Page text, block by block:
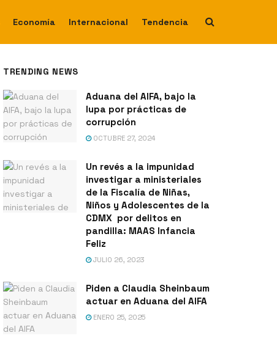
Economía Internacional Tendencia
TRENDING NEWS
Aduana del AIFA, bajo la
lupa por prácticas de
corrupción
OCTUBRE 27, 2024
Un revés a la impunidad
investigar a ministeriales
de la Fiscalía de Niñas,
Niños y Adolescentes de la
CDMX por delitos en
pandilla: MAAS Infancia
Feliz
JULIO 26, 2023
Piden a Claudia Sheinbaum
actuar en Aduana del AIFA
ENERO 25, 2025